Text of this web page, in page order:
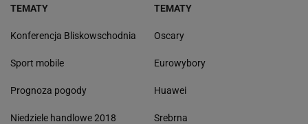
TEMATY
Konferencja Bliskowschodnia
Sport mobile
Prognoza pogody
Niedziele handlowe 2018
TEMATY
Oscary
Eurowybory
Huawei
Srebrna